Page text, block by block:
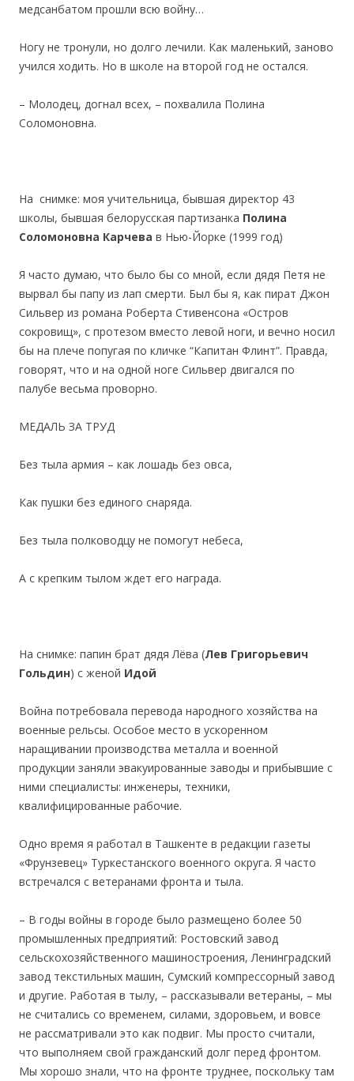
медсанбатом прошли всю войну…
Ногу не тронули, но долго лечили. Как маленький, заново
учился ходить. Но в школе на второй год не остался.
– Молодец, догнал всех, – похвалила Полина
Соломоновна.
На снимке: моя учительница, бывшая директор 43
школы, бывшая белорусская партизанка Полина
Соломоновна Карчева в Нью-Йорке (1999 год)
Я часто думаю, что было бы со мной, если дядя Петя не
вырвал бы папу из лап смерти. Был бы я, как пират Джон
Сильвер из романа Роберта Стивенсона «Остров
сокровищ», с протезом вместо левой ноги, и вечно носил
бы на плече попугая по кличке “Капитан Флинт”. Правда,
говорят, что и на одной ноге Сильвер двигался по
палубе весьма проворно.
МЕДАЛЬ ЗА ТРУД
Без тыла армия – как лошадь без овса,
Как пушки без единого снаряда.
Без тыла полководцу не помогут небеса,
А с крепким тылом ждет его награда.
На снимке: папин брат дядя Лёва (Лев Григорьевич
Гольдин) с женой Идой
Война потребовала перевода народного хозяйства на
военные рельсы. Особое место в ускоренном
наращивании производства металла и военной
продукции заняли эвакуированные заводы и прибывшие с
ними специалисты: инженеры, техники,
квалифицированные рабочие.
Одно время я работал в Ташкенте в редакции газеты
«Фрунзевец» Туркестанского военного округа. Я часто
встречался с ветеранами фронта и тыла.
– В годы войны в городе было размещено более 50
промышленных предприятий: Ростовский завод
сельскохозяйственного машиностроения, Ленинградский
завод текстильных машин, Сумский компрессорный завод
и другиe. Работая в тылу, – рассказывали ветераны, – мы
не считались со временем, силами, здоровьем, и вовсе
не рассматривали это как подвиг. Мы просто считали,
что выполняем свой гражданский долг перед фронтом.
Мы хорошо знали, что на фронте труднее, поскольку там